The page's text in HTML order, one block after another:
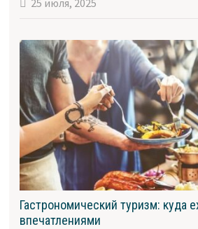
25 июля, 2025
Гастрономический туризм: куда
впечатлениями